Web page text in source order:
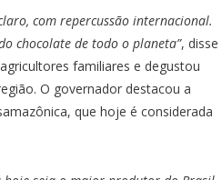
com repercussão internacional.
chocolate de todo o planeta”, disse
familiares e degustou
O governador destacou a
que hoje é considerada